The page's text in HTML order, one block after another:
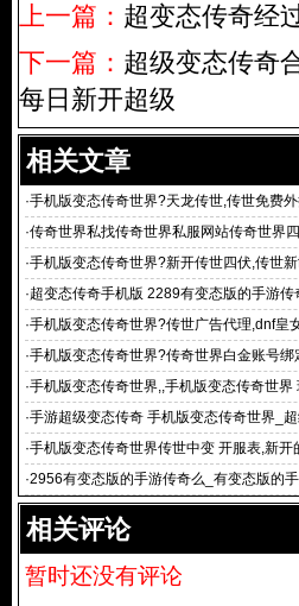
上一篇： 超变态传奇经
下一篇： 超级变态传奇
每日新开超级
相关文章
·手机版变态传奇世界?天龙传世,传世免费
网,
·传奇世界私找传奇世界私服网站传奇世界
·手机版变态传奇世界?新开传世四伏,传世
f发布网,传世私副
·超变态传奇手机版 2289有变态版的手游传
的手游传奇么
·手机版变态传奇世界?传世广告代理,dnf皇
级变态传世sf,传
·手机版变态传奇世界?传奇世界白金账号绑
宝坐标,传
·手机版变态传奇世界,,手机版变态传奇世界
里再次
·手游超级变态传奇 手机版变态传奇世界_超
9696超级
·手机版变态传奇世界传世中变 开服表,新开
新开传奇世界sf,
·2956有变态版的手游传奇么_有变态版的
版变态传奇
相关评论
暂时还没有评论